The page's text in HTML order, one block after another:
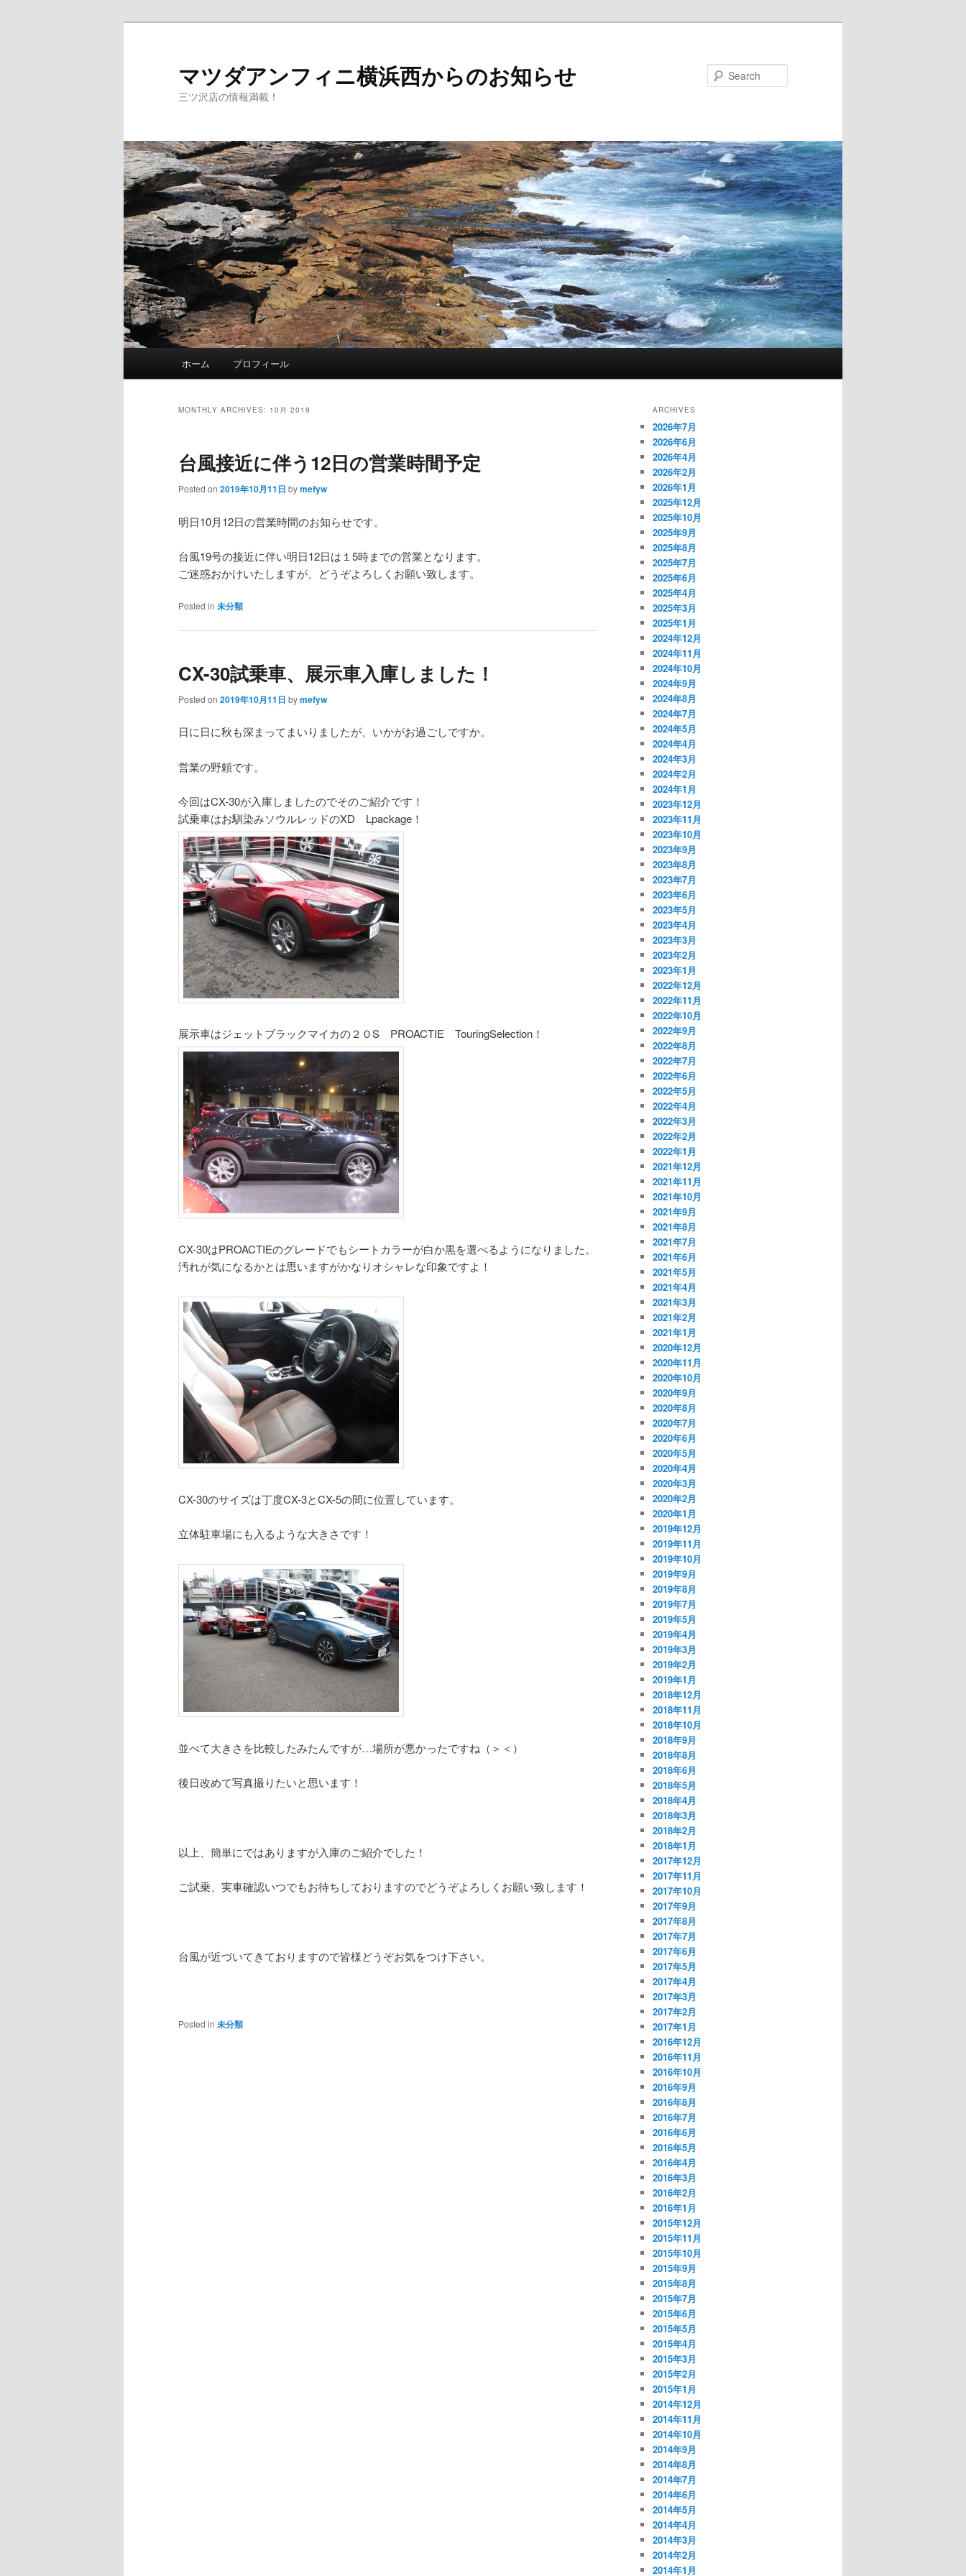
マツダアンフィニ横浜西からのお知らせ
三ツ沢店の情報満載！
Skip
content
Skip
content
ホーム プロフィール
MONTHLY ARCHIVES: 10月 2019
台風接近に伴う12日の営業時間予定
Posted on 2019年10月11日 bymefyw
明日10月12日の営業時間のお知らせです。
台風19号の接近に伴い明日12日は１5時までの営業となります。
ご迷惑おかけいたしますが、どうぞよろしくお願い致します。
Posted in 未分類
CX-30試乗車、展示車入庫しました！
Posted on 2019年10月11日 bymefyw
日に日に秋も深まってまいりましたが、いかがお過ごしですか。
営業の野頼です。
今回はCX-30が入庫しましたのでそのご紹介です！
試乗車はお馴染みソウルレッドのXD Lpackage！
展示車はジェットブラックマイカの２０S PROACTIE TouringSelection！
CX-30はPROACTIEのグレードでもシートカラーが白か黒を選べるようになりました。
汚れが気になるかとは思いますがかなりオシャレな印象ですよ！
CX-30のサイズは丁度CX-3とCX-5の間に位置しています。
立体駐車場にも入るような大きさです！
並べて大きさを比較したみたんですが…場所が悪かったですね（＞＜）
後日改めて写真撮りたいと思います！
以上、簡単にではありますが入庫のご紹介でした！
ご試乗、実車確認いつでもお待ちしておりますのでどうぞよろしくお願い致します！
台風が近づいてきておりますので皆様どうぞお気をつけ下さい。
Posted in 未分類
ARCHIVES
2026年7月
2026年6月
2026年4月
2026年2月
2026年1月
2025年12月
2025年10月
2025年9月
2025年8月
2025年7月
2025年6月
2025年4月
2025年3月
2025年1月
2024年12月
2024年11月
2024年10月
2024年9月
2024年8月
2024年7月
2024年5月
2024年4月
2024年3月
2024年2月
2024年1月
2023年12月
2023年11月
2023年10月
2023年9月
2023年8月
2023年7月
2023年6月
2023年5月
2023年4月
2023年3月
2023年2月
2023年1月
2022年12月
2022年11月
2022年10月
2022年9月
2022年8月
2022年7月
2022年6月
2022年5月
2022年4月
2022年3月
2022年2月
2022年1月
2021年12月
2021年11月
2021年10月
2021年9月
2021年8月
2021年7月
2021年6月
2021年5月
2021年4月
2021年3月
2021年2月
2021年1月
2020年12月
2020年11月
2020年10月
2020年9月
2020年8月
2020年7月
2020年6月
2020年5月
2020年4月
2020年3月
2020年2月
2020年1月
2019年12月
2019年11月
2019年10月
2019年9月
2019年8月
2019年7月
2019年5月
2019年4月
2019年3月
2019年2月
2019年1月
2018年12月
2018年11月
2018年10月
2018年9月
2018年8月
2018年6月
2018年5月
2018年4月
2018年3月
2018年2月
2018年1月
2017年12月
2017年11月
2017年10月
2017年9月
2017年8月
2017年7月
2017年6月
2017年5月
2017年4月
2017年3月
2017年2月
2017年1月
2016年12月
2016年11月
2016年10月
2016年9月
2016年8月
2016年7月
2016年6月
2016年5月
2016年4月
2016年3月
2016年2月
2016年1月
2015年12月
2015年11月
2015年10月
2015年9月
2015年8月
2015年7月
2015年6月
2015年5月
2015年4月
2015年3月
2015年2月
2015年1月
2014年12月
2014年11月
2014年10月
2014年9月
2014年8月
2014年7月
2014年6月
2014年5月
2014年4月
2014年3月
2014年2月
2014年1月